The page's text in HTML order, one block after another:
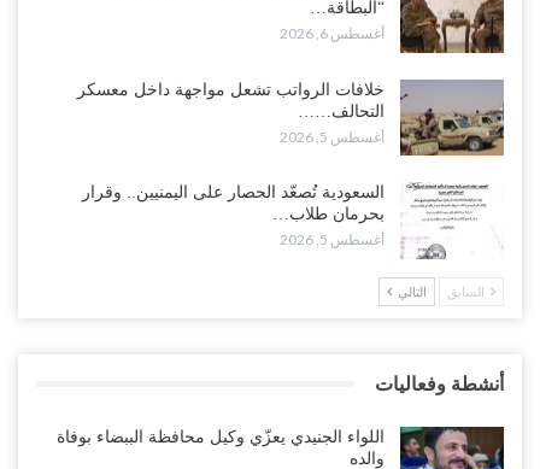
أغسطس 5, 2026
وتعزيزات عسكرية لحماية ترتيبات تصدير النفط..!
أغسطس 5, 2026
وسط معركة سعودية لإسقاط آخر معاقل الزبيدي.. القبائل تستنفر و”درع
الوطن” تبدأ الانتشار..!
أغسطس 5, 2026
خلافات الرواتب تشعل مواجهة داخل معسكر التحالف… والإصلاح يصعّد
تعميد الشهادات يشعل غضباً واسعاً..!
أغسطس 5, 2026
“البطاقة…
أغسطس 6, 2026
خلافات الرواتب تشعل مواجهة داخل معسكر
التحالف……
أغسطس 5, 2026
السعودية تُصعّد الحصار على اليمنيين.. وقرار
بحرمان طلاب…
أغسطس 5, 2026
السابق التالي
أنشطة وفعاليات
اللواء الجنيدي يعزّي وكيل محافظة الببضاء بوفاة
والده